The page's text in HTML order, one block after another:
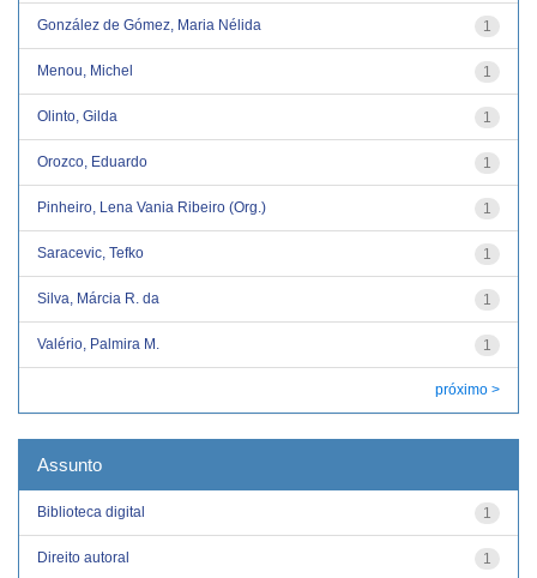
1
González de Gómez, Maria Nélida
1
Menou, Michel
1
Olinto, Gilda
1
Orozco, Eduardo
1
Pinheiro, Lena Vania Ribeiro (Org.)
1
Saracevic, Tefko
1
Silva, Márcia R. da
1
Valério, Palmira M.
próximo >
Assunto
1
Biblioteca digital
1
Direito autoral